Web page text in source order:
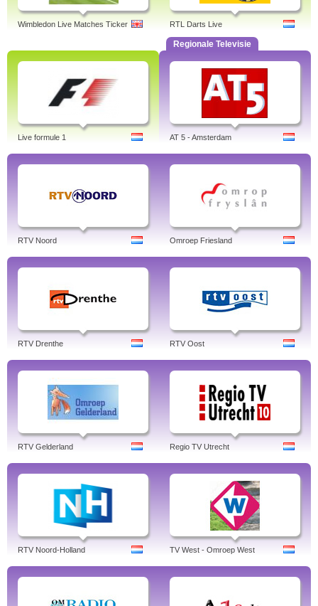
Wimbledon Live Matches Ticker RTL Darts Live
Live formule 1
Regionale Televisie
AT 5 - Amsterdam
RTV Noord Omroep Friesland
RTV Drenthe RTV Oost
RTV Gelderland Regio TV Utrecht
RTV Noord-Holland TV West - Omroep West